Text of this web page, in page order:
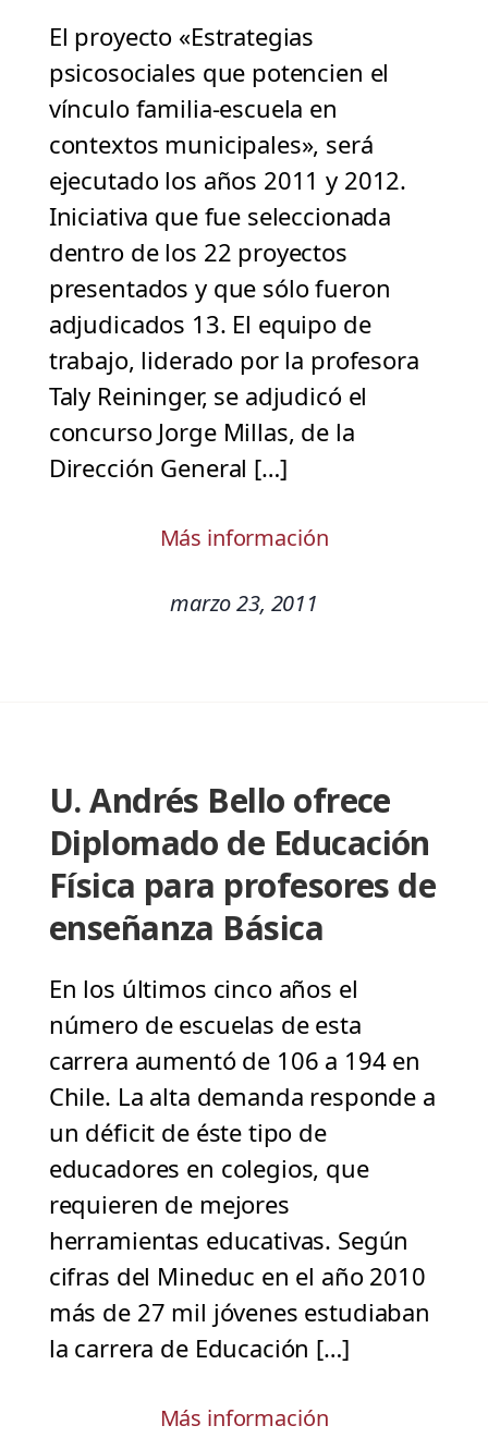
El proyecto «Estrategias
psicosociales que potencien el
vínculo familia-escuela en
contextos municipales», será
ejecutado los años 2011 y 2012.
Iniciativa que fue seleccionada
dentro de los 22 proyectos
presentados y que sólo fueron
adjudicados 13. El equipo de
trabajo, liderado por la profesora
Taly Reininger, se adjudicó el
concurso Jorge Millas, de la
Dirección General […]
Más información
marzo 23, 2011
U. Andrés Bello ofrece
Diplomado de Educación
Física para profesores de
enseñanza Básica
En los últimos cinco años el
número de escuelas de esta
carrera aumentó de 106 a 194 en
Chile. La alta demanda responde a
un déficit de éste tipo de
educadores en colegios, que
requieren de mejores
herramientas educativas. Según
cifras del Mineduc en el año 2010
más de 27 mil jóvenes estudiaban
la carrera de Educación […]
Más información